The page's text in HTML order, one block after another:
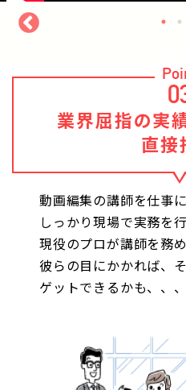
業界屈指の実
直接
動画編集の講師を仕事
しっかり現場で実務を
現役のプロが講師を務め
彼らの目にかかれば、
ゲットできるかも、、